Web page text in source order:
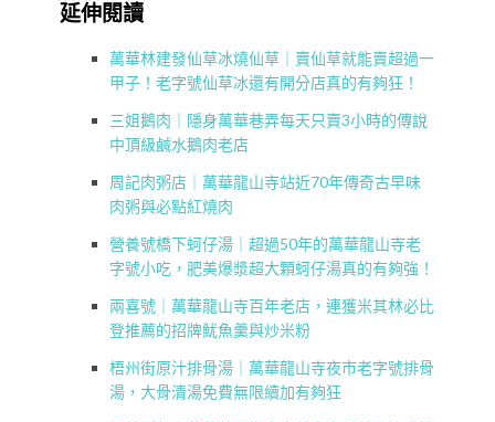
延伸閱讀
萬華林建發仙草冰燒仙草｜賣仙草就能賣超過一
甲子！老字號仙草冰還有開分店真的有夠狂！
三姐鵝肉｜隱身萬華巷弄每天只賣3小時的傳說
中頂級鹹水鵝肉老店
周記肉粥店｜萬華龍山寺站近70年傳奇古早味
肉粥與必點紅燒肉
營養號橋下蚵仔湯｜超過50年的萬華龍山寺老
字號小吃，肥美爆漿超大顆蚵仔湯真的有夠強！
兩喜號｜萬華龍山寺百年老店，連獲米其林必比
登推薦的招牌魷魚羹與炒米粉
梧州街原汁排骨湯｜萬華龍山寺夜市老字號排骨
湯，大骨清湯免費無限續加有夠狂